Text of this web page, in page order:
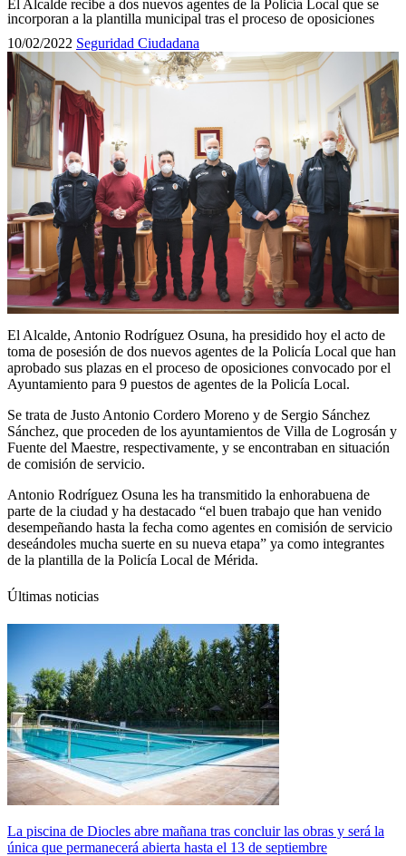
El Alcalde recibe a dos nuevos agentes de la Policía Local que se
incorporan a la plantilla municipal tras el proceso de oposiciones
10/02/2022 Seguridad Ciudadana
El Alcalde, Antonio Rodríguez Osuna, ha presidido hoy el acto de
toma de posesión de dos nuevos agentes de la Policía Local que han
aprobado sus plazas en el proceso de oposiciones convocado por el
Ayuntamiento para 9 puestos de agentes de la Policía Local.
Se trata de Justo Antonio Cordero Moreno y de Sergio Sánchez
Sánchez, que proceden de los ayuntamientos de Villa de Logrosán y
Fuente del Maestre, respectivamente, y se encontraban en situación
de comisión de servicio.
Antonio Rodríguez Osuna les ha transmitido la enhorabuena de
parte de la ciudad y ha destacado “el buen trabajo que han venido
desempeñando hasta la fecha como agentes en comisión de servicio
deseándoles mucha suerte en su nueva etapa” ya como integrantes
de la plantilla de la Policía Local de Mérida.
Últimas noticias
La piscina de Diocles abre mañana tras concluir las obras y será la
única que permanecerá abierta hasta el 13 de septiembre